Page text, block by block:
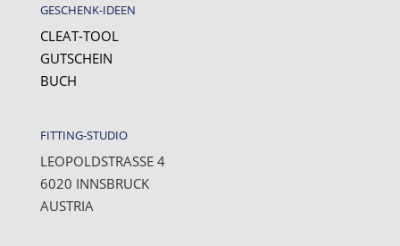
GESCHENK-IDEEN
CLEAT-TOOL
GUTSCHEIN
BUCH
FITTING-STUDIO
LEOPOLDSTRASSE 4
6020 INNSBRUCK
AUSTRIA